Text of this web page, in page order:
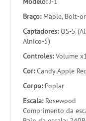
Braço: Maple, Bolt-
Captadores:OS-5
Alnico-5)
Controles:Volume
Cor:Candy Apple
Corpo: Poplar
Escala: Rosewood
Comprimento da